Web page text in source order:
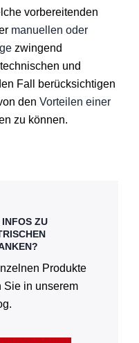
vorbereitenden
manuellen oder
zwingend
und
Fall berücksichtigen
den Vorteilen einer
zu können.
INFOS ZU
Produkte
Sie in unserem